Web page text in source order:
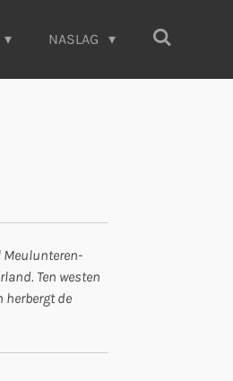
NASLAG
Meulunteren-
Ten westen
herbergt de